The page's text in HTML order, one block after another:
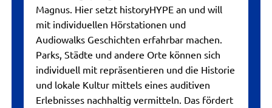
Magnus. Hier setzt historyHYPE an und will
mit individuellen Hörstationen und
Audiowalks Geschichten erfahrbar machen.
Parks, Städte und andere Orte können sich
individuell mit repräsentieren und die Historie
und lokale Kultur mittels eines auditiven
Erlebnisses nachhaltig vermitteln. Das fördert